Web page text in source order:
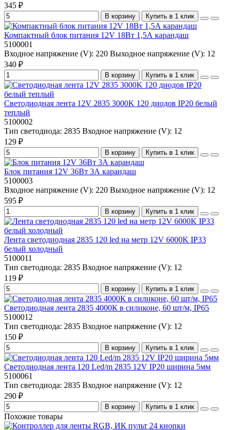
345 ₽
В корзину Купить в 1 клик
Компактный блок питания 12V 18Вт 1,5А карандаш
5100001
Входное напряжение (V): 220 Выходное напряжение (V): 12
340 ₽
В корзину Купить в 1 клик
Светодиодная лента 12V 2835 3000K 120 диодов IP20 белый
теплый
5100002
Тип светодиода: 2835 Входное напряжение (V): 12
129 ₽
В корзину Купить в 1 клик
Блок питания 12V 36Вт 3А карандаш
5100003
Входное напряжение (V): 220 Выходное напряжение (V): 12
595 ₽
В корзину Купить в 1 клик
Лента светодиодная 2835 120 led на метр 12V 6000K IP33
белый холодный
5100011
Тип светодиода: 2835 Входное напряжение (V): 12
119 ₽
В корзину Купить в 1 клик
Светодиодная лента 2835 4000К в силиконе, 60 шт/м, IP65
5100012
Тип светодиода: 2835 Входное напряжение (V): 12
150 ₽
В корзину Купить в 1 клик
Светодиодная лента 120 Led/m 2835 12V IP20 ширина 5мм
5100061
Тип светодиода: 2835 Входное напряжение (V): 12
290 ₽
В корзину Купить в 1 клик
Похожие товары